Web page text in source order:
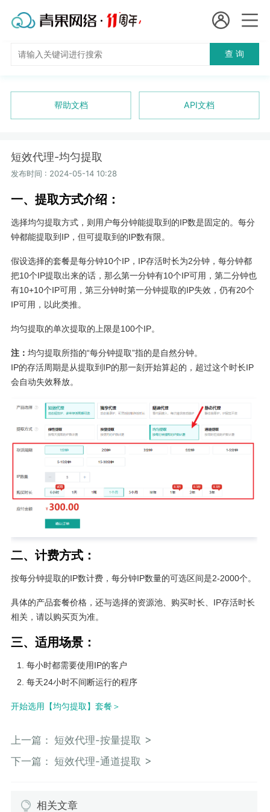
国
短效代理
隧道代理
独享代理
长效代理
进入控制台
查 询
帮助文档 API文档
短效代理-均匀提取
发布时间 : 2024-05-14 10:28
一、提取方式介绍：
选择均匀提取方式，则用户每分钟能提取到的IP数是固定的。每分
钟都能提取到IP，但可提取到的IP数有限。
假设选择的套餐是每分钟10个IP，IP存活时长为2分钟，每分钟都
把10个IP提取出来的话，那么第一分钟有10个IP可用，第二分钟也
有10+10个IP可用，第三分钟时第一分钟提取的IP失效，仍有20个
IP可用，以此类推。
均匀提取的单次提取的上限是100个IP。
注： 均匀提取所指的“每分钟提取”指的是自然分钟。
IP的存活周期是从提取到IP的那一刻开始算起的，超过这个时长IP
会自动失效释放。
二、计费方式：
按每分钟提取的IP数计费，每分钟IP数量的可选区间是2-2000个。
具体的产品套餐价格，还与选择的资源池、购买时长、IP存活时长
相关，请以购买页为准。
三、适用场景：
每小时都需要使用IP的客户
每天24小时不间断运行的程序
开始选用【均匀提取】套餐＞
上一篇： 短效代理-按量提取
下一篇： 短效代理-通道提取
相关文章